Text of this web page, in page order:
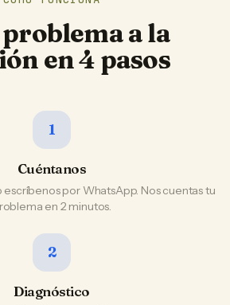
a la
en 4 pasos
1
Cuéntanos
por WhatsApp. Nos cuentas tu
en 2 minutos.
2
Diagnóstico